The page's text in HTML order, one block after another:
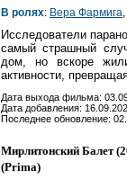
В ролях: Вера Фармига,
Исследователи
самый страшный
дом, но вскоре
активности,
Дата выхода фильма:
Дата добавления:
Последнее обновление:
Мирлитонский Балет
(Prima)